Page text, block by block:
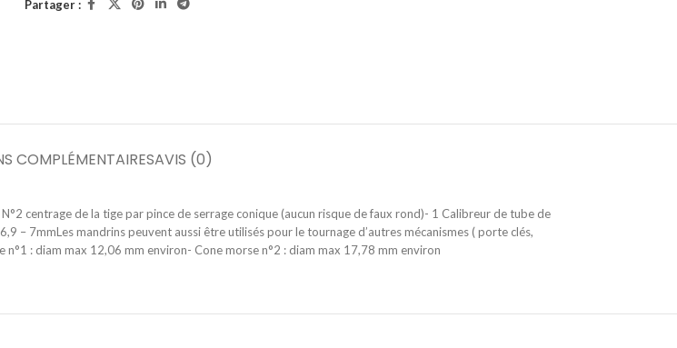
Partager :
COMPLÉMENTAIRESAVIS (0)
centrage de la tige par pince de serrage conique (aucun risque de faux rond)- 1 Calibreur de tube de
– 7mmLes mandrins peuvent aussi être utilisés pour le tournage d’autres mécanismes ( porte clés,
: diam max 12,06 mm environ- Cone morse n°2 : diam max 17,78 mm environ